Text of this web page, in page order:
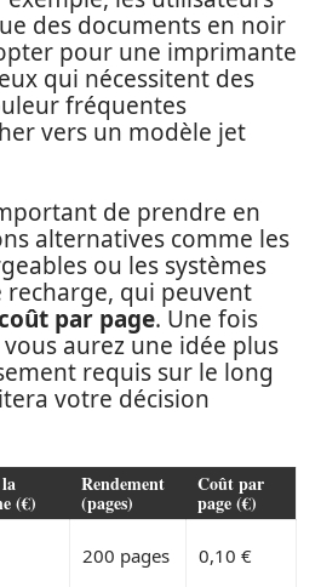
des documents en noir
pour une imprimante
qui nécessitent des
fréquentes
vers un modèle jet
de prendre en
alternatives comme les
ou les systèmes
recharge, qui peuvent
par page. Une fois
aurez une idée plus
requis sur le long
votre décision
(€)
Rendement
(pages)
Coût par
page (€)
200 pages 0,10 €